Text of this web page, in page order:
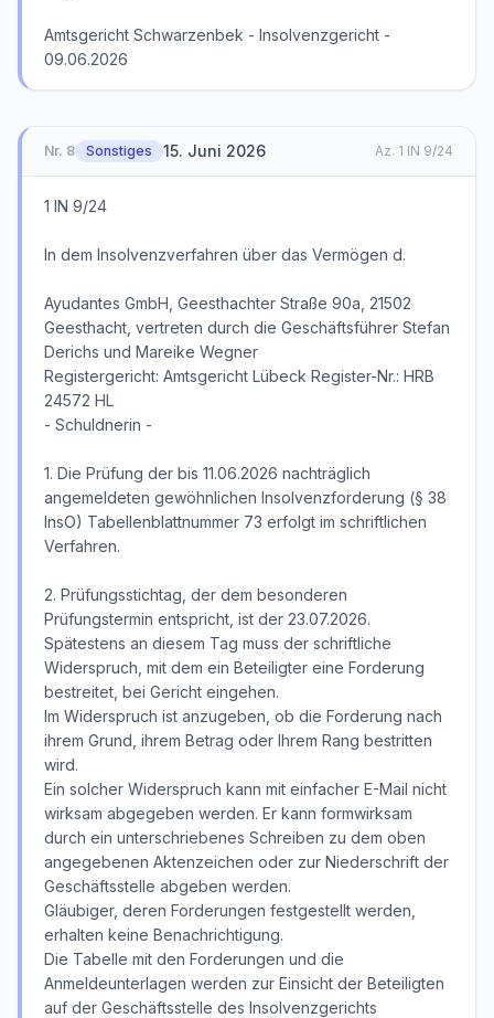
Amtsgericht Schwarzenbek - Insolvenzgericht -
09.06.2026
Nr. 8 Sonstiges 15. Juni 2026 Az. 1 IN 9/24
1 IN 9/24
In dem Insolvenzverfahren über das Vermögen d.
Ayudantes GmbH, Geesthachter Straße 90a, 21502
Geesthacht, vertreten durch die Geschäftsführer Stefan
Derichs und Mareike Wegner
Registergericht: Amtsgericht Lübeck Register-Nr.: HRB
24572 HL
- Schuldnerin -
1. Die Prüfung der bis 11.06.2026 nachträglich
angemeldeten gewöhnlichen Insolvenzforderung (§ 38
InsO) Tabellenblattnummer 73 erfolgt im schriftlichen
Verfahren.
2. Prüfungsstichtag, der dem besonderen
Prüfungstermin entspricht, ist der 23.07.2026.
Spätestens an diesem Tag muss der schriftliche
Widerspruch, mit dem ein Beteiligter eine Forderung
bestreitet, bei Gericht eingehen.
Im Widerspruch ist anzugeben, ob die Forderung nach
ihrem Grund, ihrem Betrag oder Ihrem Rang bestritten
wird.
Ein solcher Widerspruch kann mit einfacher E-Mail nicht
wirksam abgegeben werden. Er kann formwirksam
durch ein unterschriebenes Schreiben zu dem oben
angegebenen Aktenzeichen oder zur Niederschrift der
Geschäftsstelle abgeben werden.
Gläubiger, deren Forderungen festgestellt werden,
erhalten keine Benachrichtigung.
Die Tabelle mit den Forderungen und die
Anmeldeunterlagen werden zur Einsicht der Beteiligten
auf der Geschäftsstelle des Insolvenzgerichts